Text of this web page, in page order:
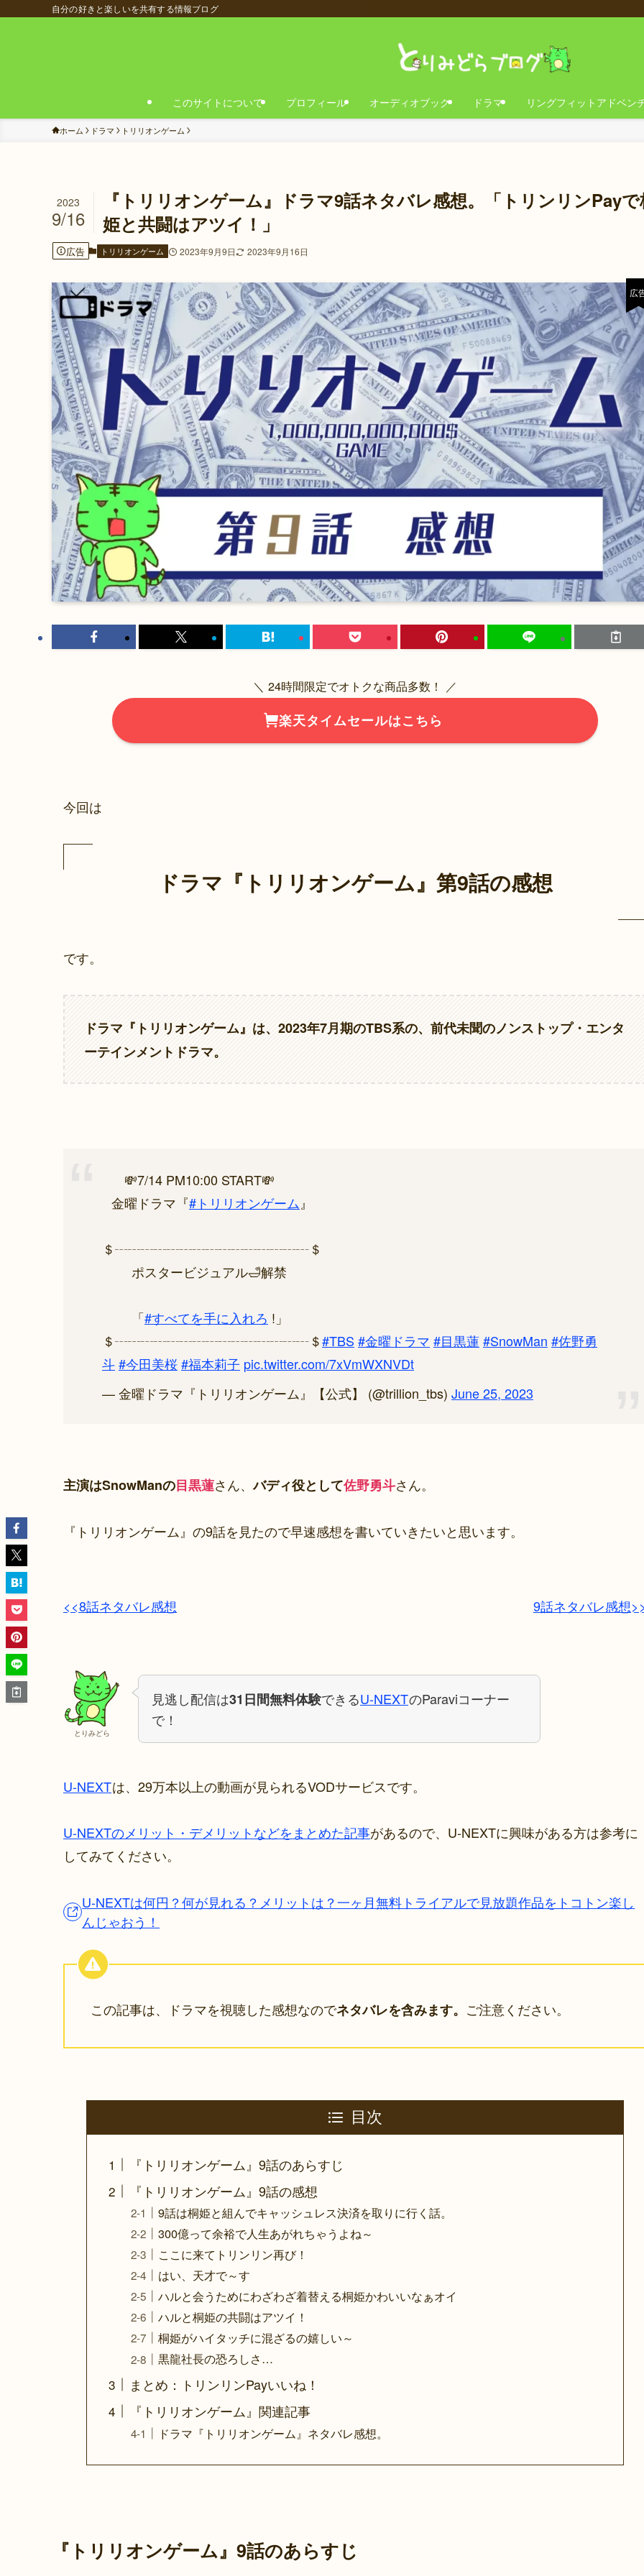
自分の好きと楽しいを共有する情報ブログ
このサイトについて プロフィール オーディオブック ドラマ リングフィットアドベン
ホーム ドラマ トリリオンゲーム
『トリリオンゲーム』ドラマ9話ネタバレ感想。「トリンリンPay
姫と共闘はアツイ！」
2023
9/16
広告 トリリオンゲーム 2023年9月9日 2023年9月16日
＼ 24時間限定でオトクな商品多数！ ／
楽天タイムセールはこちら
今回は
ドラマ『トリリオンゲーム』第9話の感想
です。
ドラマ『トリリオンゲーム』は、2023年7月期のTBS系の、前代未聞のノンストップ・エンタ
ーテインメントドラマ。
⠀ ⠀💸7/14 PM10:00 START💸
⠀金曜ドラマ『#トリリオンゲーム 』
＄┄┄┄┄┄┄┄┄┄┄┄┄┄┄┄＄
ポスタービジュアル🛁解禁
「#すべてを手に入れろ !」
＄┄┄┄┄┄┄┄┄┄┄┄┄┄┄┄＄#TBS #金曜ドラマ #目黒蓮#SnowMan #佐野勇
斗#今田美桜#福本莉子 pic.twitter.com/7xVmWXNVDt
— 金曜ドラマ『トリリオンゲーム』【公式】 (@trillion_tbs) June 25, 2023
主演はSnowManの目黒蓮さん、バディ役として佐野勇斗さん。
『トリリオンゲーム』の9話を見たので早速感想を書いていきたいと思います。
<<8話ネタバレ感想 9話ネタバレ感想
とりみどら
見逃し配信は31日間無料体験できるU-NEXTのParaviコーナー
で！
U-NEXTは、29万本以上の動画が見られるVODサービスです。
U-NEXTのメリット・デメリットなどをまとめた記事があるので、U-NEXTに興味がある方は参考に
してみてください。
U-NEXTは何円？何が見れる？メリットは？一ヶ月無料トライアルで見放題作品をトコトン楽し
んじゃおう！
この記事は、ドラマを視聴した感想なのでネタバレを含みます。 ご注意ください。
目次
『トリリオンゲーム』9話のあらすじ
『トリリオンゲーム』9話の感想
9話は桐姫と組んでキャッシュレス決済を取りに行く話。
300億って余裕で人生あがれちゃうよね～
ここに来てトリンリン再び！
はい、天才で～す
ハルと会うためにわざわざ着替える桐姫かわいいなぁオイ
ハルと桐姫の共闘はアツイ！
桐姫がハイタッチに混ざるの嬉しい～
黒龍社長の恐ろしさ…
まとめ：トリンリンPayいいね！
『トリリオンゲーム』関連記事
ドラマ『トリリオンゲーム』ネタバレ感想。
『トリリオンゲーム』9話のあらすじ